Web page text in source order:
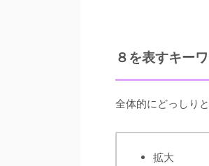
８を表すキー
全体的にどっしり
拡大